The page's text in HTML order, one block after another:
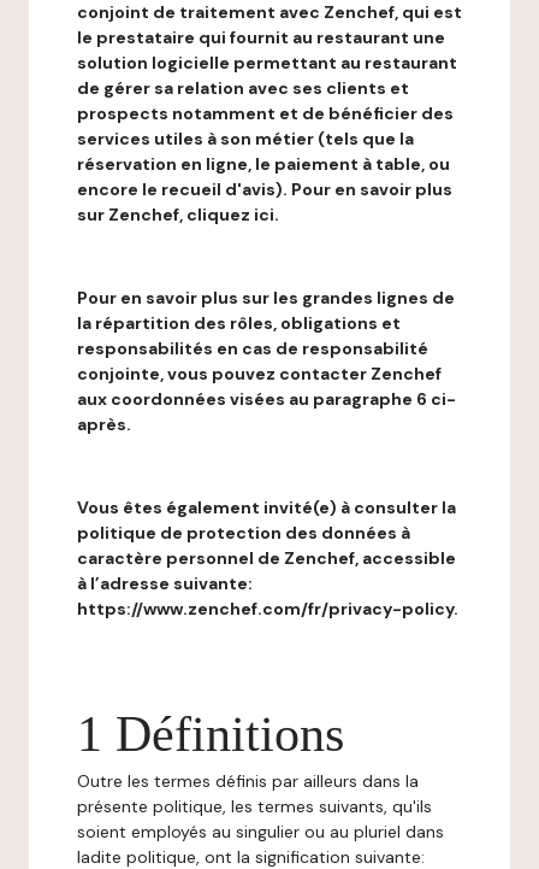
conjoint de traitement avec Zenchef, qui est
le prestataire qui fournit au restaurant une
solution logicielle permettant au restaurant
de gérer sa relation avec ses clients et
prospects notamment et de bénéficier des
services utiles à son métier (tels que la
réservation en ligne, le paiement à table, ou
encore le recueil d'avis). Pour en savoir plus
sur Zenchef, cliquez ici.
Pour en savoir plus sur les grandes lignes de
la répartition des rôles, obligations et
responsabilités en cas de responsabilité
conjointe, vous pouvez contacter Zenchef
aux coordonnées visées au paragraphe 6 ci-
après.
Vous êtes également invité(e) à consulter la
politique de protection des données à
caractère personnel de Zenchef, accessible
à l’adresse suivante:
https://www.zenchef.com/fr/privacy-policy.
1 Définitions
Outre les termes définis par ailleurs dans la
présente politique, les termes suivants, qu'ils
soient employés au singulier ou au pluriel dans
ladite politique, ont la signification suivante: